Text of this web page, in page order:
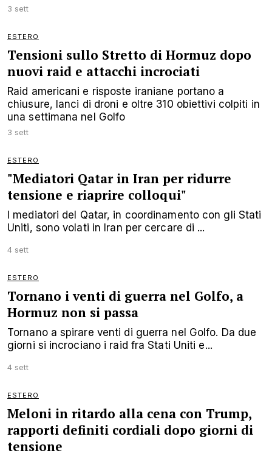
3 sett
ESTERO
Tensioni sullo Stretto di Hormuz dopo
nuovi raid e attacchi incrociati
Raid americani e risposte iraniane portano a
chiusure, lanci di droni e oltre 310 obiettivi colpiti in
una settimana nel Golfo
3 sett
ESTERO
"Mediatori Qatar in Iran per ridurre
tensione e riaprire colloqui"
I mediatori del Qatar, in coordinamento con gli Stati
Uniti, sono volati in Iran per cercare di ...
4 sett
ESTERO
Tornano i venti di guerra nel Golfo, a
Hormuz non si passa
Tornano a spirare venti di guerra nel Golfo. Da due
giorni si incrociano i raid fra Stati Uniti e...
4 sett
ESTERO
Meloni in ritardo alla cena con Trump,
rapporti definiti cordiali dopo giorni di
tensione